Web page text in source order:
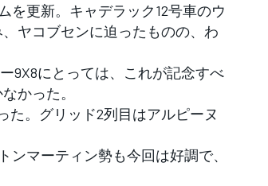
更新。キャデラック12号車のウ
ヤコブセンに迫ったものの、わ
9X8にとっては、これが記念すべ
かった。
た。グリッド2列目はアルピーヌ
マーティン勢も今回は好調で、